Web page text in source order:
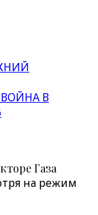
ВОЙНА В
Газа
на режим